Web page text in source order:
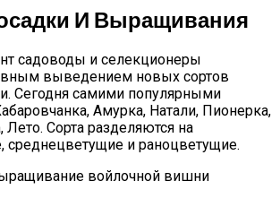
И Выращивания
садоводы и селекционеры
выведением новых сортов
Сегодня самими популярными
Амурка, Натали, Пионерка,
Сорта разделяются на
среднецветущие и раноцветущие.
войлочной вишни